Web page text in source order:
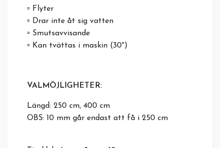
▫️ Flyter
▫️ Drar inte åt sig vatten
▫️ Smutsavvisande
▫️ Kan tvättas i maskin (30°)
VALMÖJLIGHETER:
Längd: 250 cm, 400 cm
OBS: 10 mm går endast att få i 250 cm